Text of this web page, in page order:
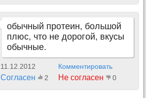
обычный протеин, большой
плюс, что не дорогой, вкусы
обычные.
11.12.2012 Комментировать
Согласен 2 Не согласен 0